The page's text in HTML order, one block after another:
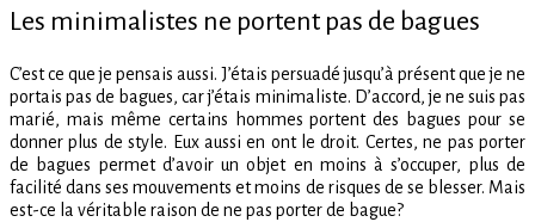
votre
personnalité
Les minimalistes ne portent pas de bagues
C’est ce que je pensais aussi. J’étais persuadé jusqu’à présent que je ne
portais pas de bagues, car j’étais minimaliste. D’accord, je ne suis pas
marié, mais même certains hommes portent des bagues pour se
donner plus de style. Eux aussi en ont le droit. Certes, ne pas porter
de bagues permet d’avoir un objet en moins à s’occuper, plus de
facilité dans ses mouvements et moins de risques de se blesser. Mais
est-ce la véritable raison de ne pas porter de bague?